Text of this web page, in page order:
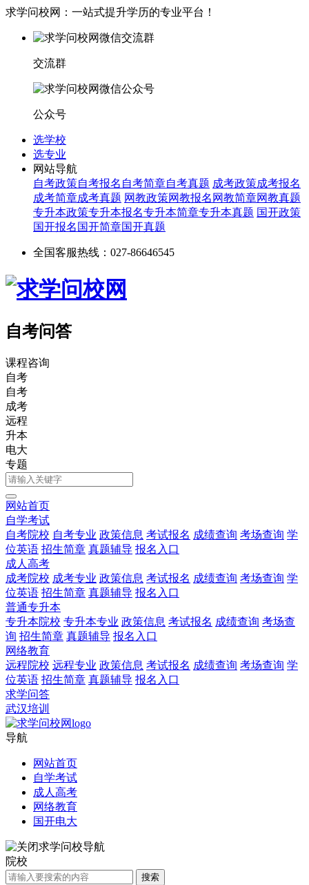
求学问校网：一站式提升学历的专业平台！
交流群
公众号
选学校
选专业
网站导航
自考政策自考报名 自考简章自考真题 成考政策成考报名
成考简章成考真题 网教政策网教报名 网教简章网教真题
专升本政策专升本报名专升本简章专升本真题 国开政策
国开报名 国开简章国开真题
全国客服热线：027-86646545
自考问答
课程咨询
自考
自考
成考
远程
升本
电大
专题
网站首页
自学考试
自考院校 自考专业 政策信息 考试报名 成绩查询 考场查询 学
位英语 招生简章 真题辅导 报名入口
成人高考
成考院校 成考专业 政策信息 考试报名 成绩查询 考场查询 学
位英语 招生简章 真题辅导 报名入口
普通专升本
专升本院校 专升本专业 政策信息 考试报名 成绩查询 考场查
询 招生简章 真题辅导 报名入口
网络教育
远程院校 远程专业 政策信息 考试报名 成绩查询 考场查询 学
位英语 招生简章 真题辅导 报名入口
求学问答
武汉培训
导航
网站首页
自学考试
成人高考
网络教育
国开电大
求学问校导航
院校
搜索